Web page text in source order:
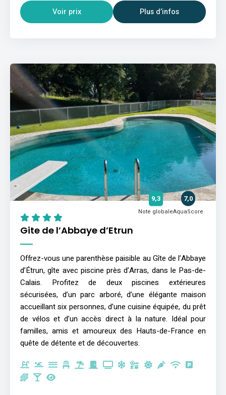
Voir prix Plus d’infos
Gite de l’Abbaye d’Etrun
9,3
Note globale
7,0
AquaScore
Offrez-vous une parenthèse paisible au Gîte de l’Abbaye
d’Étrun, gîte avec piscine près d’Arras, dans le Pas-de-
Calais. Profitez de deux piscines extérieures
sécurisées, d’un parc arboré, d’une élégante maison
accueillant six personnes, d’une cuisine équipée, du prêt
de vélos et d’un accès direct à la nature. Idéal pour
familles, amis et amoureux des Hauts-de-France en
quête de détente et de découvertes.